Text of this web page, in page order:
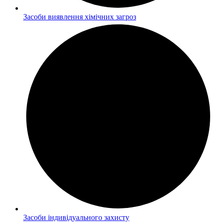
Засоби виявлення хімічних загроз
Засоби індивідуального захисту